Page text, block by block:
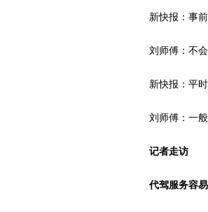
新快报：事前
刘师傅：不会
新快报：平时
刘师傅：一般
记者走访
代驾服务容易